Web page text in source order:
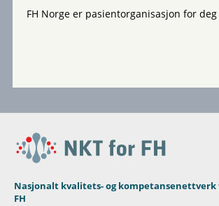
FH Norge er pasientorganisasjon for deg
Nasjonalt kvalitets- og kompetansenettverk
FH